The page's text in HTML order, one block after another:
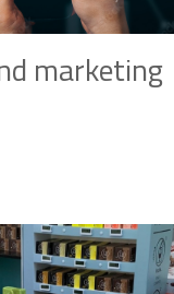
marketing